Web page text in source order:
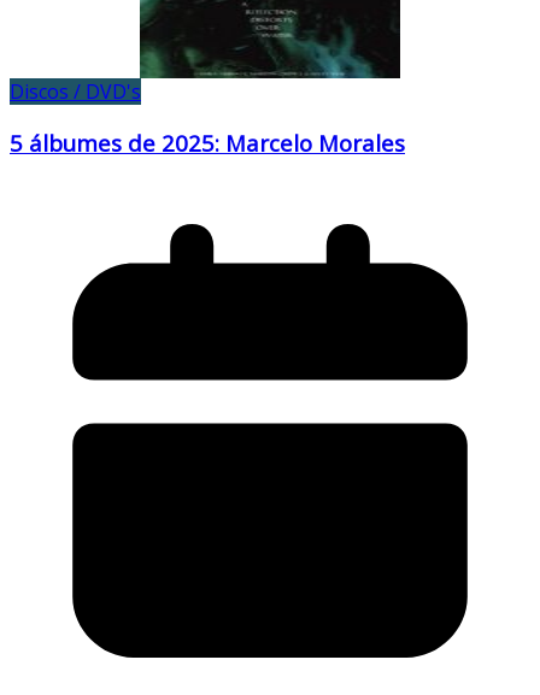
Discos / DVD's
5 álbumes de 2025: Marcelo Morales